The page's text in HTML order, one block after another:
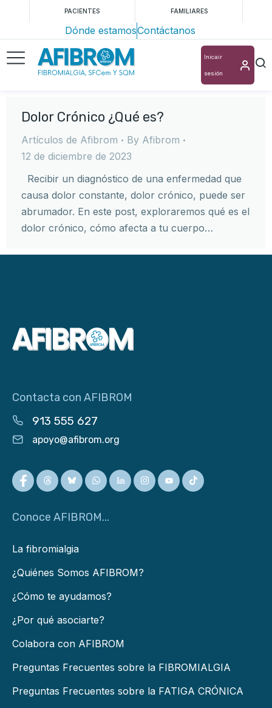
PACIENTES FAMILIARES
Dónde estamosContáctanos
Inicair
sesión
Dolor Crónico ¿Qué es?
Artículos de Afibrom By Afibrom
12 de diciembre de 2023
Recibir un diagnóstico de una enfermedad que
causa dolor constante, dolor crónico, puede ser
abrumador. En este post, exploraremos qué es el
dolor crónico, cómo afecta a tu cuerpo…
Contacta con AFIBROM
913 555 627
apoyo@afibrom.org
Conoce AFIBROM...
La fibromialgia
¿Quiénes Somos AFIBROM?
¿Cómo te ayudamos?
¿Por qué asociarte?
Colabora con AFIBROM
Preguntas Frecuentes sobre la FIBROMIALGIA
Preguntas Frecuentes sobre la FATIGA CRÓNICA